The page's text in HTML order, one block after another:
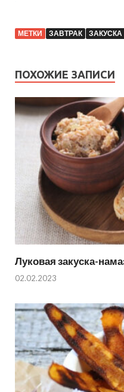
МЕТКИ ЗАВТРАК ЗАКУСКА
ПОХОЖИЕ ЗАПИСИ
Луковая закуска-
02.02.2023